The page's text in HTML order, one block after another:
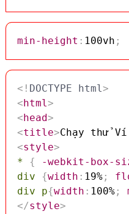
min-height : 100vh ;
<! DOCTYPE html>
<html>
<head>
<title>Chạy thử
<style>
*
{ -webkit-box-
div
{width : 19%;
div p{width : 100%;
</style>